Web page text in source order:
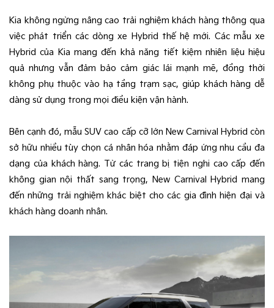
Kia không ngừng nâng cao trải nghiệm khách hàng thông qua
việc phát triển các dòng xe Hybrid thế hệ mới. Các mẫu xe
Hybrid của Kia mang đến khả năng tiết kiệm nhiên liệu hiệu
quả nhưng vẫn đảm bảo cảm giác lái mạnh mẽ, đồng thời
không phụ thuộc vào hạ tầng trạm sạc, giúp khách hàng dễ
dàng sử dụng trong mọi điều kiện vận hành.
Bên cạnh đó, mẫu SUV cao cấp cỡ lớn New Carnival Hybrid còn
sở hữu nhiều tùy chọn cá nhân hóa nhằm đáp ứng nhu cầu đa
dạng của khách hàng. Từ các trang bị tiện nghi cao cấp đến
không gian nội thất sang trọng, New Carnival Hybrid mang
đến những trải nghiệm khác biệt cho các gia đình hiện đại và
khách hàng doanh nhân.